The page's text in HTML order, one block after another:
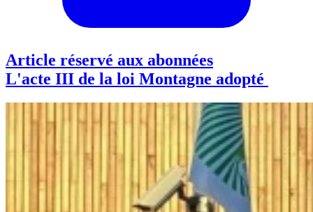
Article réservé aux abonnées
L'acte III de la loi Montagne adopté